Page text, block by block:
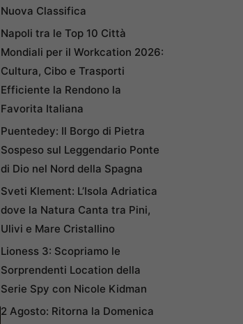
Nuova Classifica
Napoli tra le Top 10 Città
Mondiali per il Workcation 2026:
Cultura, Cibo e Trasporti
Efficiente la Rendono la
Favorita Italiana
Puentedey: Il Borgo di Pietra
Sospeso sul Leggendario Ponte
di Dio nel Nord della Spagna
Sveti Klement: L’Isola Adriatica
dove la Natura Canta tra Pini,
Ulivi e Mare Cristallino
Lioness 3: Scopriamo le
Sorprendenti Location della
Serie Spy con Nicole Kidman
2 Agosto: Ritorna la Domenica